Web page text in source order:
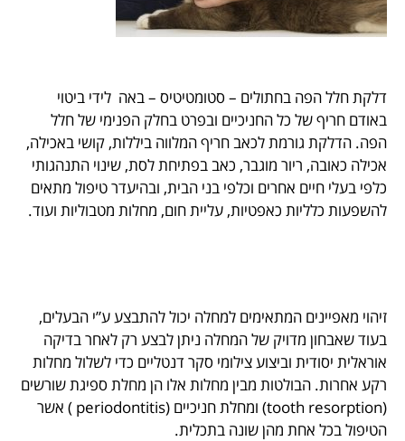
דלקת חלל הפה בחתולים – סטומטיטיס – באה לידי ביטוי
באודם חריף של כל החניכיים ובפרט בחלק הפנימי של חלל
הפה. הדלקת גורמת לכאב חריף המלווה ביללות, קושי באכילה,
אכילה כאובה, ריור מוגבר, כאב בפתיחת לסת, שינוי התנהגותי
כלפי בעלי חיים אחרים וכלפי בני הבית, ובהיעדר טיפול מתאים
להשפעות כלליות כאפטיות, עליית חום, מחלות מטבוליות ועוד.
זיהוי מאפיינים המתאימים למחלה יכול להתבצע ע”י הבעלים,
בעוד שאבחון מדויק של המחלה ניתן לבצע רק לאחר בדיקה
אוראלית יסודית וביצוע צילומי סקר דנטליים כדי לשלול מחלות
רקע אחרות. הבולטות מבין מחלות אלו הן מחלת ספיגת שורשים
(tooth resorption) ומחלת חניכיים (periodontitis ) אשר
הטיפול בכל אחת מהן שונה בתכלית.